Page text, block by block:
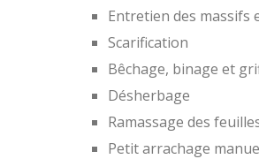
Entretien des massifs
Scarification
Bêchage, binage et
Désherbage
Ramassage des
Petit arrachage